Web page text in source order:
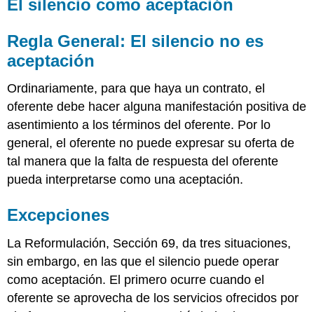
El silencio como aceptación
Regla General: El silencio no es
aceptación
Ordinariamente, para que haya un contrato, el
oferente debe hacer alguna manifestación positiva de
asentimiento a los términos del oferente. Por lo
general, el oferente no puede expresar su oferta de
tal manera que la falta de respuesta del oferente
pueda interpretarse como una aceptación.
Excepciones
La Reformulación, Sección 69, da tres situaciones,
sin embargo, en las que el silencio puede operar
como aceptación. El primero ocurre cuando el
oferente se aprovecha de los servicios ofrecidos por